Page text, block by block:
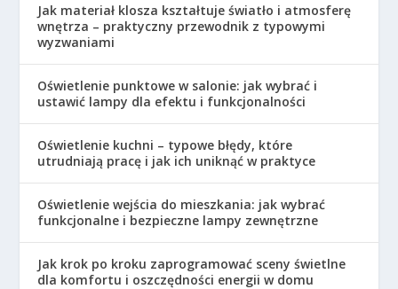
Jak materiał klosza kształtuje światło i atmosferę
wnętrza – praktyczny przewodnik z typowymi
wyzwaniami
Oświetlenie punktowe w salonie: jak wybrać i
ustawić lampy dla efektu i funkcjonalności
Oświetlenie kuchni – typowe błędy, które
utrudniają pracę i jak ich uniknąć w praktyce
Oświetlenie wejścia do mieszkania: jak wybrać
funkcjonalne i bezpieczne lampy zewnętrzne
Jak krok po kroku zaprogramować sceny świetlne
dla komfortu i oszczędności energii w domu